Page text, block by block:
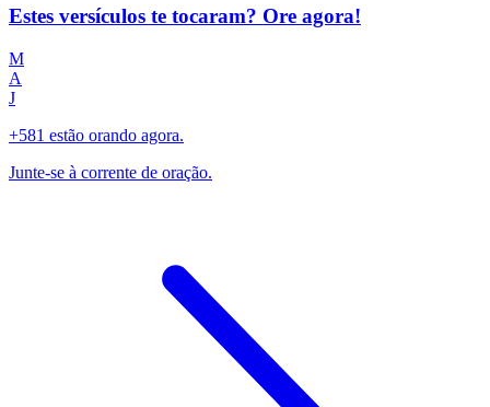
Estes versículos te tocaram? Ore agora!
M
A
J
+581 estão orando agora.
Junte-se à corrente de oração.